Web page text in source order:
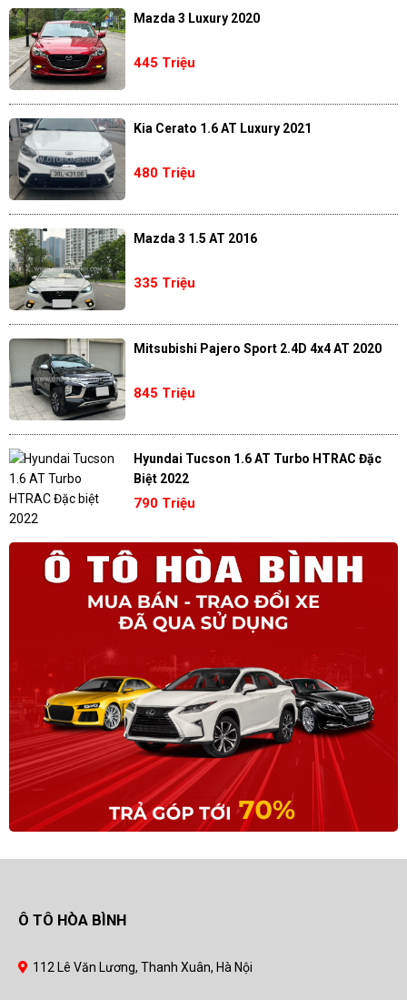
Mazda 3 Luxury 2020
445 Triệu
Kia Cerato 1.6 AT Luxury 2021
480 Triệu
Mazda 3 1.5 AT 2016
335 Triệu
Mitsubishi Pajero Sport 2.4D 4x4 AT 2020
845 Triệu
Hyundai Tucson 1.6 AT Turbo HTRAC Đặc
Biệt 2022
790 Triệu
Ô TÔ HÒA BÌNH
112 Lê Văn Lương, Thanh Xuân, Hà Nội